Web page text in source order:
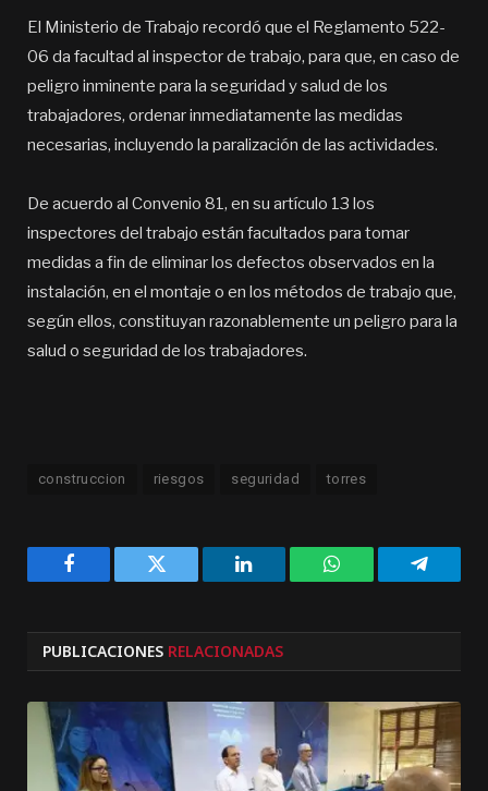
El Ministerio de Trabajo recordó que el Reglamento 522-
06 da facultad al inspector de trabajo, para que, en caso de
peligro inminente para la seguridad y salud de los
trabajadores, ordenar inmediatamente las medidas
necesarias, incluyendo la paralización de las actividades.
De acuerdo al Convenio 81, en su artículo 13 los
inspectores del trabajo están facultados para tomar
medidas a fin de eliminar los defectos observados en la
instalación, en el montaje o en los métodos de trabajo que,
según ellos, constituyan razonablemente un peligro para la
salud o seguridad de los trabajadores.
construccion riesgos seguridad torres
Facebook Twitter LinkedIn WhatsApp
PUBLICACIONES RELACIONADAS